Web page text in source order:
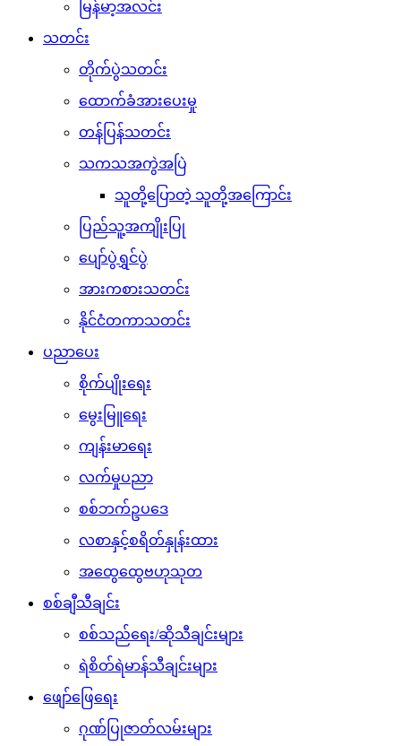
မြန်မာ့အလင်း
သတင်း
တိုက်ပွဲသတင်း
ထောက်ခံအားပေးမှု
တန်ပြန်သတင်း
သကသအကွဲအပြဲ
သူတို့ပြောတဲ့ သူတို့အကြောင်း
ပြည်သူ့အကျိုးပြု
ပျော်ပွဲရွှင်ပွဲ
အားကစားသတင်း
နိုင်ငံတကာသတင်း
ပညာပေး
စိုက်ပျိုးရေး
မွေးမြူရေး
ကျန်းမာရေး
လက်မှုပညာ
စစ်ဘက်ဥပဒေ
လစာနှင့်စရိတ်နှုန်းထား
အထွေထွေဗဟုသုတ
စစ်ချီသီချင်း
စစ်သည်ရေး/ဆိုသီချင်းများ
ရဲစိတ်ရဲမာန်သီချင်းများ
ဖျော်ဖြေရေး
ဂုဏ်ပြုဇာတ်လမ်းများ